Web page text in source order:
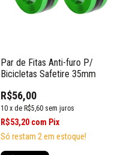
Par de Fitas Anti-furo P/
Bicicletas Safetire 35mm
R$56,00
10 x de R$5,60 sem juros
R$53,20 com Pix
Só restam 2em estoque!